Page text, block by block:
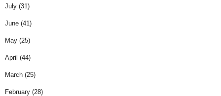
July (31)
June (41)
May (25)
April (44)
March (25)
February (28)